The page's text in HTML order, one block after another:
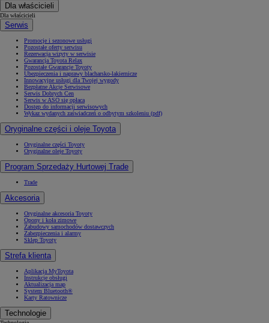
Dla właścicieli
Dla właścicieli
Serwis
Promocje i sezonowe usługi
Pozostałe oferty serwisu
Rezerwacja wizyty w serwisie
Gwarancja Toyota Relax
Pozostałe Gwarancje Toyoty
Ubezpieczenia i naprawy blacharsko-lakiernicze
Innowacyjne usługi dla Twojej wygody
Bezpłatne Akcje Serwisowe
Serwis Dobrych Cen
Serwis w ASO się opłaca
Dostęp do informacji serwisowych
Wykaz wydanych zaświadczeń o odbytym szkoleniu (pdf)
Oryginalne części i oleje Toyota
Oryginalne części Toyoty
Oryginalne oleje Toyoty
Program Sprzedaży Hurtowej Trade
Trade
Akcesoria
Oryginalne akcesoria Toyoty
Opony i koła zimowe
Zabudowy samochodów dostawczych
Zabezpieczenia i alarmy
Sklep Toyoty
Strefa klienta
Aplikacja MyToyota
Instrukcje obsługi
Aktualizacja map
System Bluetooth®
Karty Ratownicze
Technologie